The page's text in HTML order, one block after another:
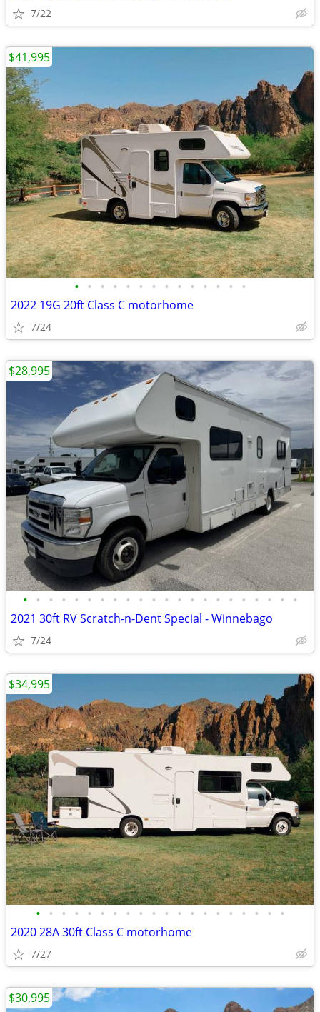
7/22
• • • • • • • • • • • • • •
2022 19G 20ft Class C motorhome
7/24
$41,995
• • • • • • • • • • • • • • • • • • • • • •
2021 30ft RV Scratch-n-Dent Special - Winnebago
7/24
$28,995
• • • • • • • • • • • • • • • • • • • •
2020 28A 30ft Class C motorhome
7/27
$34,995
$30,995